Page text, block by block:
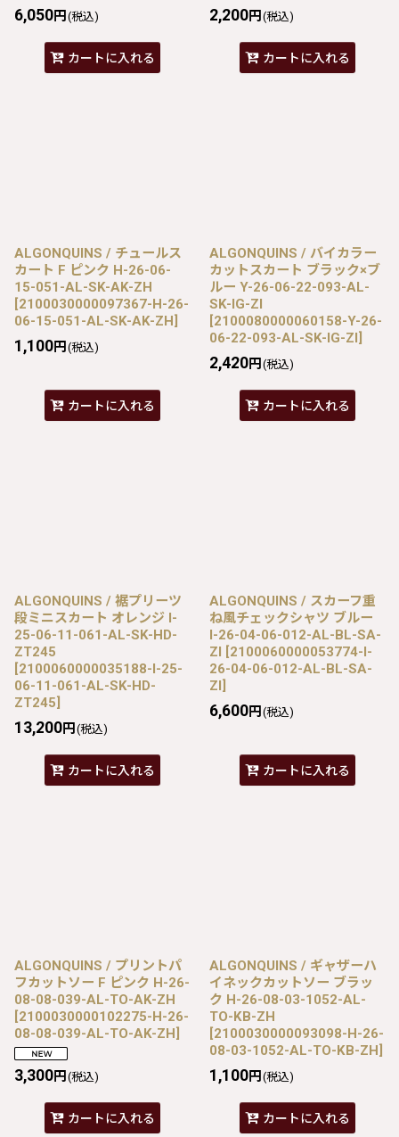
6,050円 (税込)
カートに入れる
2,200円 (税込)
カートに入れる
ALGONQUINS / チュールス
カート F ピンク H-26-06-
15-051-AL-SK-AK-ZH
[2100030000097367-H-26-
06-15-051-AL-SK-AK-ZH]
1,100円 (税込)
カートに入れる
ALGONQUINS / バイカラー
カットスカート ブラック×ブ
ルー Y-26-06-22-093-AL-
SK-IG-ZI
[2100080000060158-Y-26-
06-22-093-AL-SK-IG-ZI]
2,420円 (税込)
カートに入れる
ALGONQUINS / 裾プリーツ
段ミニスカート オレンジ I-
25-06-11-061-AL-SK-HD-
ZT245
[2100060000035188-I-25-
06-11-061-AL-SK-HD-
ZT245]
13,200円 (税込)
カートに入れる
ALGONQUINS / スカーフ重
ね風チェックシャツ ブルー
I-26-04-06-012-AL-BL-SA-
ZI [2100060000053774-I-
26-04-06-012-AL-BL-SA-
ZI]
6,600円 (税込)
カートに入れる
ALGONQUINS / プリントパ
フカットソー F ピンク H-26-
08-08-039-AL-TO-AK-ZH
[2100030000102275-H-26-
08-08-039-AL-TO-AK-ZH]
3,300円 (税込)
カートに入れる
ALGONQUINS / ギャザーハ
イネックカットソー ブラッ
ク H-26-08-03-1052-AL-
TO-KB-ZH
[2100030000093098-H-26-
08-03-1052-AL-TO-KB-ZH]
1,100円 (税込)
カートに入れる